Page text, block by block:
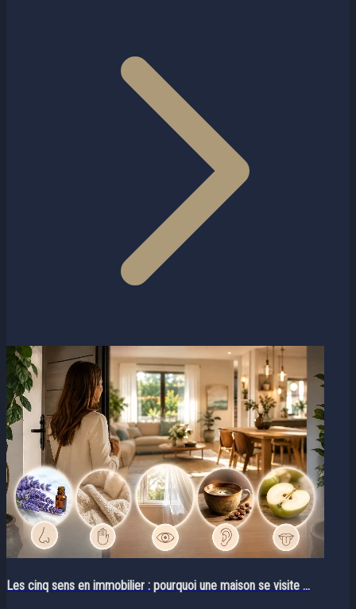
Les cinq sens en immobilier : pourquoi une maison se visite ...